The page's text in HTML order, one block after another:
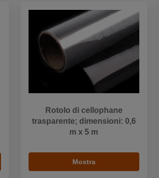
Rotolo di cellophane
trasparente; dimensioni: 0,6
m x 5 m
Mostra